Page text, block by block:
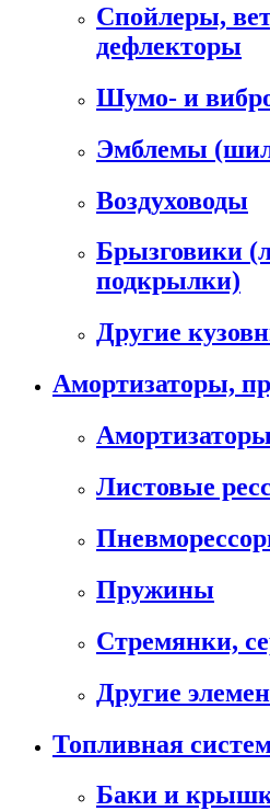
Спойлеры,
дефлекторы
Шумо- и
Эмблемы
Воздуховоды
Брызговики
подкрылки)
Другие
Амортизаторы,
Амортизаторы
Листовые
Пружины
Стремянки,
Другие
Топливная
Баки и